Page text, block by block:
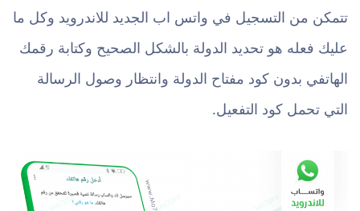
تتمكن من التسجيل في واتس اب الجديد للاندرويد وكل ما
عليك فعله هو تحديد الدولة بالشكل الصحيح وكتابة رقمك
الهاتفي بدون كود مفتاح الدولة وانتظار وصول الرسالة
التي تحمل كود التفعيل.